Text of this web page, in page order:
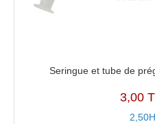
Seringue et tube de
3,00